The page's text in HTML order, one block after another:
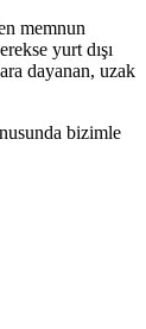
memnun
yurt dışı
dayanan, uzak
bizimle